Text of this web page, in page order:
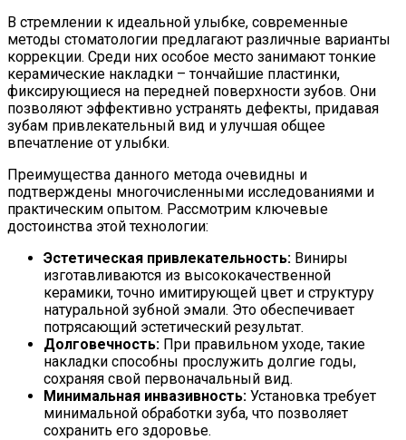
В стремлении к идеальной улыбке, современные
методы стоматологии предлагают различные варианты
коррекции. Среди них особое место занимают тонкие
керамические накладки – тончайшие пластинки,
фиксирующиеся на передней поверхности зубов. Они
позволяют эффективно устранять дефекты, придавая
зубам привлекательный вид и улучшая общее
впечатление от улыбки.
Преимущества данного метода очевидны и
подтверждены многочисленными исследованиями и
практическим опытом. Рассмотрим ключевые
достоинства этой технологии:
Эстетическая привлекательность: Виниры
изготавливаются из высококачественной
керамики, точно имитирующей цвет и структуру
натуральной зубной эмали. Это обеспечивает
потрясающий эстетический результат.
Долговечность: При правильном уходе, такие
накладки способны прослужить долгие годы,
сохраняя свой первоначальный вид.
Минимальная инвазивность: Установка требует
минимальной обработки зуба, что позволяет
сохранить его здоровье.